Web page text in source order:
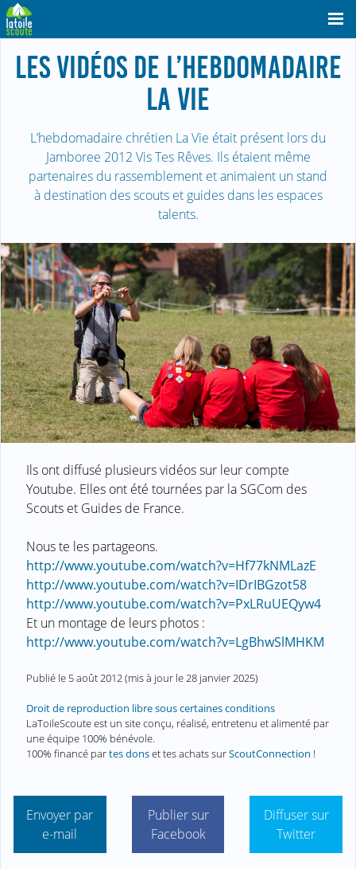
LES VIDÉOS DE L’HEBDOMADAIRE
LA VIE
L’hebdomadaire chrétien La Vie était présent lors du
Jamboree 2012 Vis Tes Rêves. Ils étaient même
partenaires du rassemblement et animaient un stand
à destination des scouts et guides dans les espaces
talents.
Ils ont diffusé plusieurs vidéos sur leur compte
Youtube. Elles ont été tournées par la SGCom des
Scouts et Guides de France.
Nous te les partageons.
http://www.youtube.com/watch?v=Hf77kNMLazE
http://www.youtube.com/watch?v=IDrIBGzot58
http://www.youtube.com/watch?v=PxLRuUEQyw4
Et un montage de leurs photos :
http://www.youtube.com/watch?v=LgBhwSlMHKM
Publié le 5 août 2012(mis à jour le28 janvier 2025)
Droit de reproduction libre sous certaines conditions
LaToileScoute est un site conçu, réalisé, entretenu et alimenté par
une équipe 100% bénévole.
100% financé partes donset tes achats surScoutConnection !
Envoyer par
e-mail
Publier sur
Facebook
Diffuser sur
Twitter